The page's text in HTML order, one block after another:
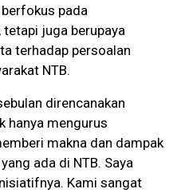
pada
juga berupaya
terhadap persoalan
NTB.
direncanakan
hanya mengurus
makna dan dampak
ada di NTB. Saya
Kami sangat